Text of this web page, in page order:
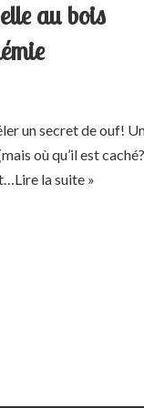
au bois
un secret de ouf!
où qu’il est
Lire la suite »